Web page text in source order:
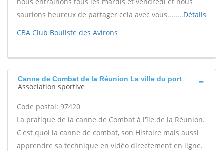
saurions heureux de partager cela avec vous........Détails
CBA Club Bouliste des Avirons
Canne de Combat de la Réunion La ville du port
Association sportive
Code postal: 97420
La pratique de la canne de Combat à l'île de la Réunion.
C'est quoi la canne de combat, son Histoire mais aussi
apprendre sa technique en vidéo directement en ligne.